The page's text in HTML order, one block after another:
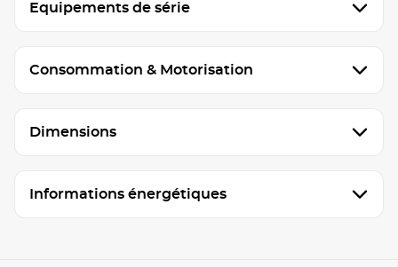
Equipements de série
Consommation & Motorisation
Dimensions
Informations énergétiques